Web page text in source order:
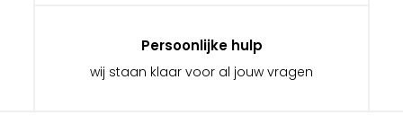
Persoonlijke hulp
wij staan klaar voor al jouw vragen